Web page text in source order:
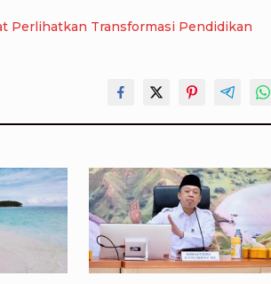
SMA Negeri 9 Raja Ampat Perlihatkan Transformasi Pendidikan